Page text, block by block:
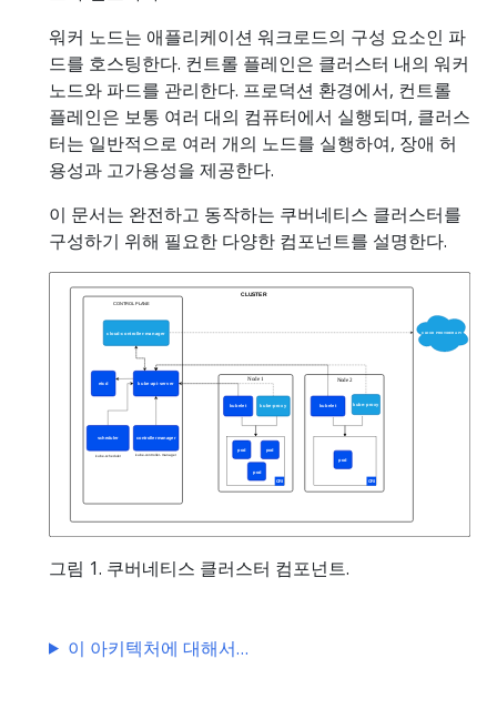
워커 노드는 애플리케이션 워크로드의 구성 요소인 파
드를 호스팅한다. 컨트롤 플레인은 클러스터 내의 워커
노드와 파드를 관리한다. 프로덕션 환경에서, 컨트롤
플레인은 보통 여러 대의 컴퓨터에서 실행되며, 클러스
터는 일반적으로 여러 개의 노드를 실행하여, 장애 허
용성과 고가용성을 제공한다.
이 문서는 완전하고 동작하는 쿠버네티스 클러스터를
구성하기 위해 필요한 다양한 컴포넌트를 설명한다.
그림 1. 쿠버네티스 클러스터 컴포넌트.
이 아키텍처에 대해서